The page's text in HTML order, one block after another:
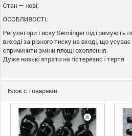
Стан — нові;
ОСОБЛИВОСТІ:
Регулятори тиску Senninger підтримують
виході за різного тиску на вході, що
спричинити зміни площі охоплення.
Дуже низькі втрати на гістерезис і тертя
Блок с товарами